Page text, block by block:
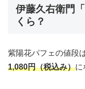
伊藤久右衛門
くら？
紫陽花パフェの値段
1,080円（税込み）に